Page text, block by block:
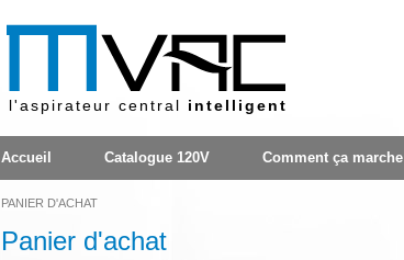
l'aspirateur central intelligent
Accueil Catalogue 120V Comment ça marche
PANIER D'ACHAT
Panier d'achat